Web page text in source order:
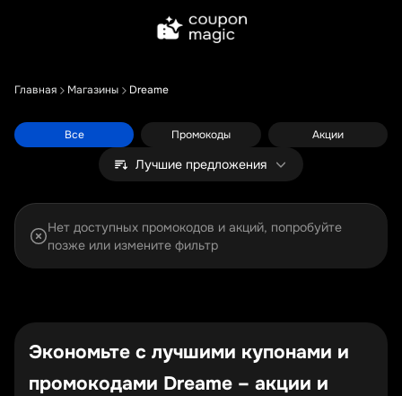
Главная Магазины Dreame
Все Промокоды Акции
Лучшие предложения
Нет доступных промокодов и акций, попробуйте
позже или измените фильтр
Экономьте с лучшими купонами и
промокодами Dreame – акции и